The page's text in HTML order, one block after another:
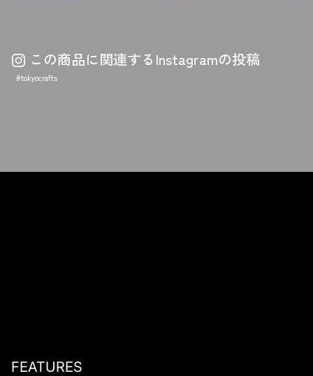
この商品に関連するInstagramの投稿
#tokyocrafts
FEATURES